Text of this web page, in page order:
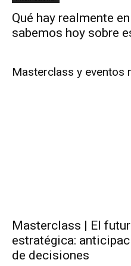
Qué hay realmente
sabemos hoy sobre
Masterclass y eventos
Masterclass | El
estratégica:
de decisiones